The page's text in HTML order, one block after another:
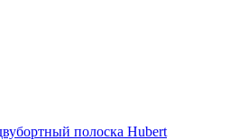
полоска Hubert